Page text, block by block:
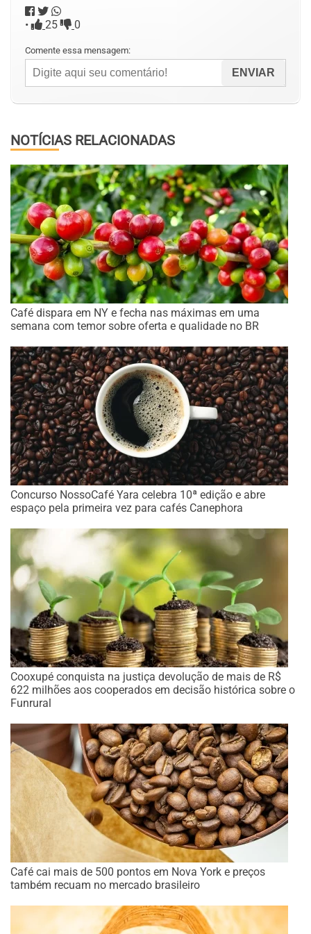
• 25 0
Comente essa mensagem:
NOTÍCIAS RELACIONADAS
Café dispara em NY e fecha nas máximas em uma
semana com temor sobre oferta e qualidade no BR
Concurso NossoCafé Yara celebra 10ª edição e abre
espaço pela primeira vez para cafés Canephora
Cooxupé conquista na justiça devolução de mais de R$
622 milhões aos cooperados em decisão histórica sobre o
Funrural
Café cai mais de 500 pontos em Nova York e preços
também recuam no mercado brasileiro